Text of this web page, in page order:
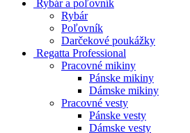
Rybár a poľovník
Rybár
Poľovník
Darčekové poukážky
Regatta Professional
Pracovné mikiny
Pánske mikiny
Dámske mikiny
Pracovné vesty
Pánske vesty
Dámske vesty